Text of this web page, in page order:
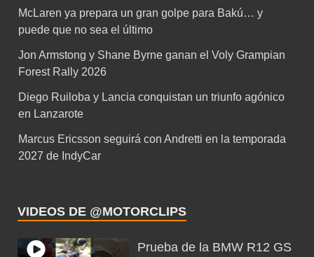
McLaren ya prepara un gran golpe para Bakú… y
puede que no sea el último
Jon Armstong y Shane Byrne ganan el Voly Grampian
Forest Rally 2026
Diego Ruiloba y Lancia conquistan un triunfo agónico
en Lanzarote
Marcus Ericsson seguirá con Andretti en la temporada
2027 de IndyCar
VIDEOS DE @MOTORCLIPS
Prueba de la BMW R12 GS